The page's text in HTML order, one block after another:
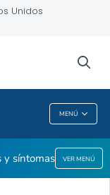
Unidos
MENÚ
y síntomas VER MENÚ